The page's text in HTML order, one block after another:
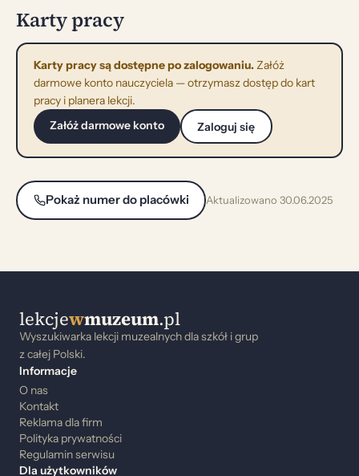
Karty pracy
Karty pracy są dostępne po zalogowaniu.Załóż
darmowe konto nauczyciela — otrzymasz dostęp do kart
pracy i planera lekcji.
Załóż darmowe konto
Zaloguj się
Pokaż numer do placówki Aktualizowano 30.06.2025
lekcjewmuzeum.pl
Wyszukiwarka lekcji muzealnych dla szkół i grup
z całej Polski.
Informacje
O nas
Kontakt
Reklama dla firm
Polityka prywatności
Regulamin serwisu
Dla użytkowników